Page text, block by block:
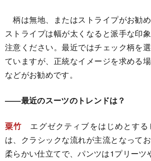
柄は無地、またはストライプがお勧め
ストライプは幅が太くなると派手な印
注意ください。最近ではチェック柄を
ていますが、正統なイメージを求める
などがお勧めです。
――最近のスーツのトレンドは？
粟竹 エグゼクティブをはじめとす
は、クラシックな流れが主流となって
柔らかい仕立てで、パンツは1プリーツ